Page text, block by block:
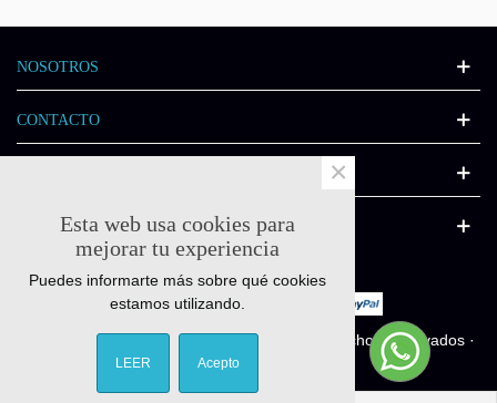
NOSOTROS
CONTACTO
CATÁLOGO
© Quick-fitness.es 2011-2025 - Todos los derechos reservados ·
Diseñado por
Esta web usa cookies para
mejorar tu experiencia
Puedes informarte más sobre qué cookies
estamos utilizando.
LEER Acepto
×